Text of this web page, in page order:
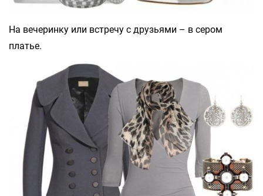
На вечеринку или встречу с друзьями – в сером
платье.